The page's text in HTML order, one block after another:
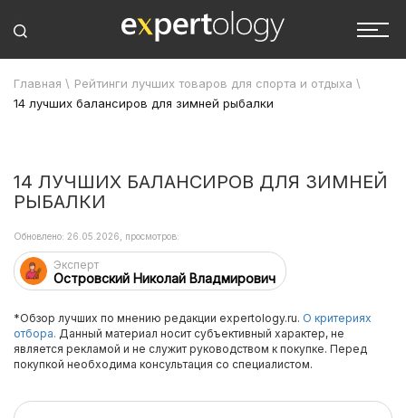
Главная \ Рейтинги лучших товаров для спорта и отдыха \
14 лучших балансиров для зимней рыбалки
14 ЛУЧШИХ БАЛАНСИРОВ ДЛЯ ЗИМНЕЙ
РЫБАЛКИ
Эксперт
Островский Николай Владмирович
Обновлено: 26.05.2026, просмотров:
*Обзор лучших по мнению редакции expertology.ru. О критериях
отбора. Данный материал носит субъективный характер, не
является рекламой и не служит руководством к покупке. Перед
покупкой необходима консультация со специалистом.